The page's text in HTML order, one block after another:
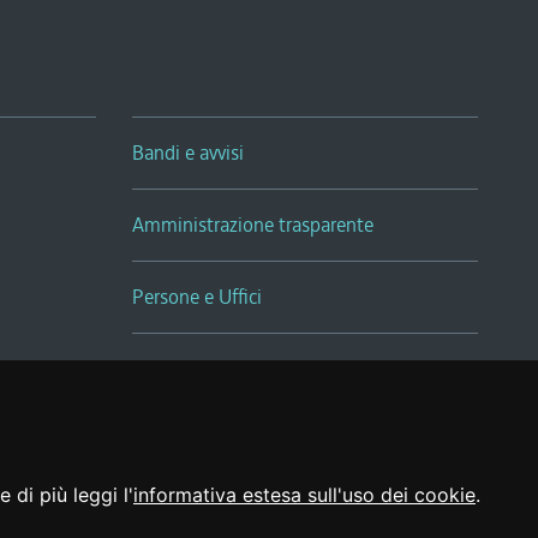
di più leggi l'informativa estesa sull'uso dei cookie.
Bandi e avvisi
Amministrazione trasparente
Persone e Uffici
Sala Tiziano Tessitori
Realizzato da